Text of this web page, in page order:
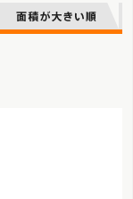
。タワーBはセンターボ
より、大規模な重力自
自動制御のブラインド
等を組み合わせること
ブースを設置。さらに
み合わせることによ
ロント大阪 ショップ
ップが77店舗。1店舗
くの店舗が「旗艦店」